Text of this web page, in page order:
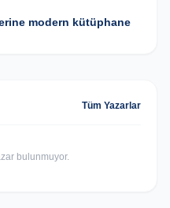
modern kütüphane
Tüm Yazarlar
bulunmuyor.